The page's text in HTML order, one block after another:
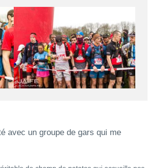
avec un groupe de gars qui me